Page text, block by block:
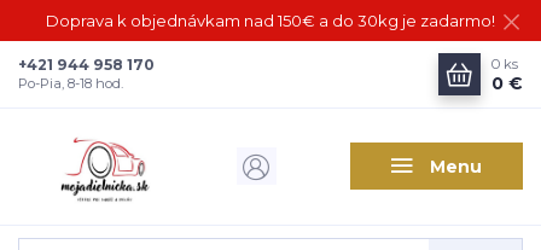
Doprava k objednávkam nad 150€ a do 30kg je zadarmo!
Menu
+421 944 958 170
Po-Pia, 8-18 hod.
0 ks
0 €